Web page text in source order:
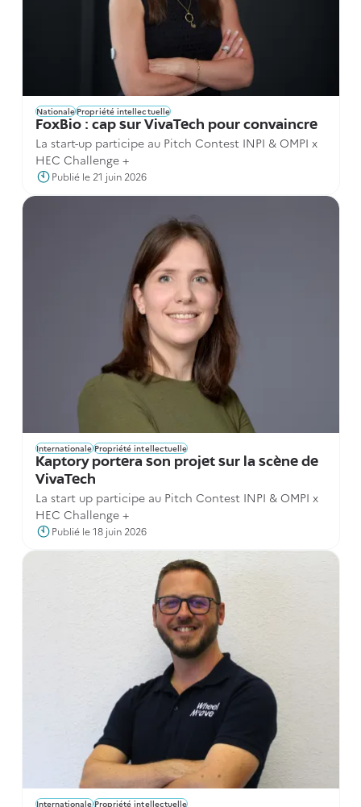
FoxBio : cap sur VivaTech pour convaincre
La start-up participe au Pitch Contest INPI & OMPI x
HEC Challenge +
Publié le 21 juin 2026
NationalePropriété intellectuelle
Kaptory portera son projet sur la scène de
VivaTech
La start up participe au Pitch Contest INPI & OMPI x
HEC Challenge +
Publié le 18 juin 2026
InternationalePropriété intellectuelle
InternationalePropriété intellectuelle